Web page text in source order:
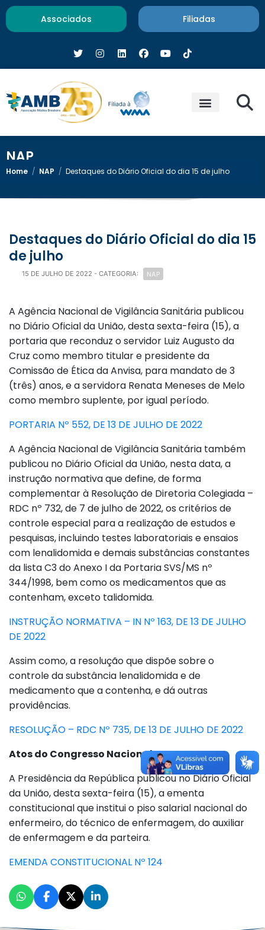
Associados Filiadas
NAP
Home / NAP / Destaques do Diário Oficial do dia 15 de julho
Destaques do Diário Oficial do dia 15
de julho
15 DE JULHO DE 2022 - CATEGORIA: NAP
A Agência Nacional de Vigilância Sanitária publicou
no Diário Oficial da União, desta sexta-feira (15), a
portaria que reconduz o servidor Luiz Augusto da
Cruz como membro titular e presidente da
Comissão de Ética da Anvisa, para mandato de 3
(três) anos, e a servidora Renata Meneses de Melo
como membro suplente, por igual período.
PORTARIA Nº 552, DE 13 DE JULHO DE 2022
A Agência Nacional de Vigilância Sanitária também
publicou no Diário Oficial da União, nesta data, a
instrução normativa que define, de forma
complementar à Resolução de Diretoria Colegiada –
RDC nº 732, de 7 de julho de 2022, os critérios de
controle especial para a realização de estudos e
pesquisas, incluindo testes laboratoriais e ensaios
com lenalidomida e demais substâncias constantes
da lista C3 do Anexo I da Portaria SVS/MS nº
344/1998, bem como os medicamentos que as
contenham, exceto talidomida.
INSTRUÇÃO NORMATIVA – IN Nº 163, DE 13 DE JULHO
DE 2022
Assim como, a resolução que dispõe sobre o
controle da substância lenalidomida e de
medicamento que a contenha, e dá outras
providências.
RESOLUÇÃO – RDC Nº 735, DE 13 DE JULHO DE 2022
Atos do Congresso Nacional
A Presidência da República publicou no Diário Oficial
da União, desta sexta-feira (15), a ementa
constitucional que institui o piso salarial nacional do
enfermeiro, do técnico de enfermagem, do auxiliar
de enfermagem e da parteira.
EMENDA CONSTITUCIONAL Nº 124